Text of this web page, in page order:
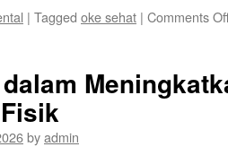
| Tagged oke sehat | Comments
byadmin